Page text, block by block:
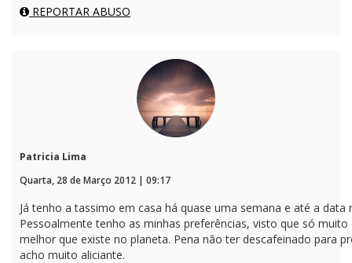
REPORTAR ABUSO
Patricia Lima
Quarta, 28 de Março 2012 | 09:17
Já tenho a tassimo em casa há quase uma semana e até a
Pessoalmente tenho as minhas preferências, visto que só
melhor que existe no planeta. Pena não ter descafeinado para
acho muito aliciante.